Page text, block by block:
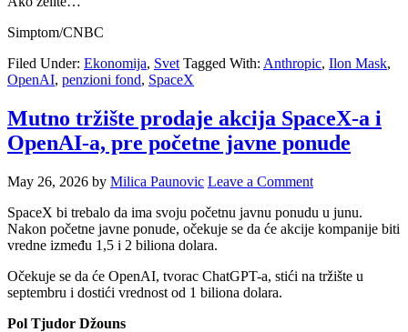
Simptom/CNBC
Filed Under: Ekonomija, Svet Tagged With: Anthropic, Ilon Mask,
OpenAI, penzioni fond, SpaceX
Mutno tržište prodaje akcija SpaceX-a i
OpenAI-a, pre početne javne ponude
May 26, 2026 by Milica Paunovic Leave a Comment
SpaceX bi trebalo da ima svoju početnu javnu ponudu u junu.
Nakon početne javne ponude, očekuje se da će akcije kompanije biti
vredne između 1,5 i 2 biliona dolara.
Očekuje se da će OpenAI, tvorac ChatGPT-a, stići na tržište u
septembru i dostići vrednost od 1 biliona dolara.
Pol Tjudor Džouns